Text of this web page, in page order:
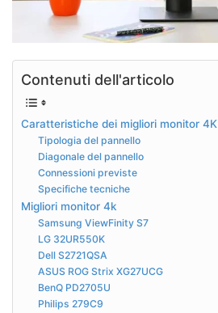
Contenuti dell'articolo
Caratteristiche dei migliori monitor 4K
Tipologia del pannello
Diagonale del pannello
Connessioni previste
Specifiche tecniche
Migliori monitor 4k
Samsung ViewFinity S7
LG 32UR550K
Dell S2721QSA
ASUS ROG Strix XG27UCG
BenQ PD2705U
Philips 279C9